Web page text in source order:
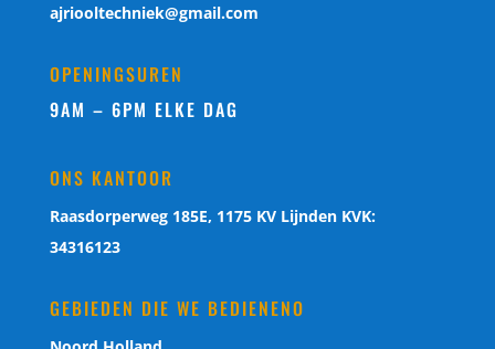
ajriooltechniek@gmail.com
OPENINGSUREN
9AM – 6PM ELKE DAG
ONS KANTOOR
Raasdorperweg 185E, 1175 KV Lijnden KVK:
34316123
GEBIEDEN DIE WE BEDIENENO